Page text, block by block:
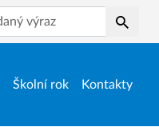
Školní rok Kontakty